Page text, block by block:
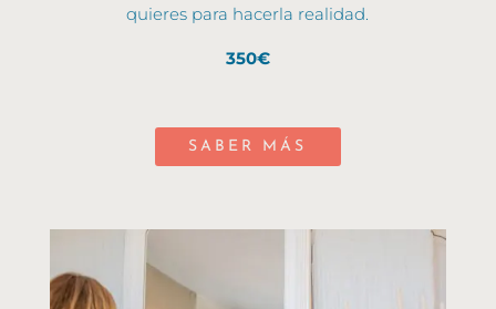
quieres para hacerla realidad.
350€
SABER MÁS